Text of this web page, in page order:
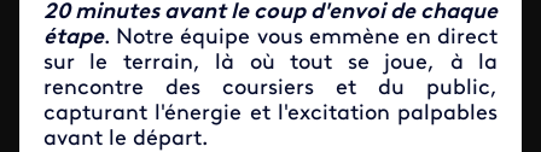
20 minutes avant le coup d'envoi de chaque
étape. Notre équipe vous emmène en direct
sur le terrain, là où tout se joue, à la
rencontre des coursiers et du public,
capturant l'énergie et l'excitation palpables
avant le départ.